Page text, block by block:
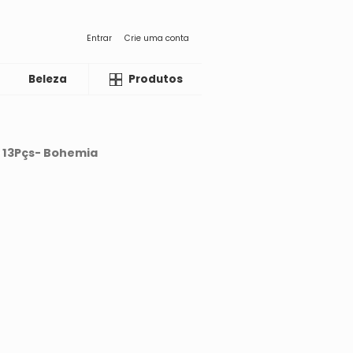
Entrar Crie uma conta
Beleza LiquidaProdutos
Bohemia